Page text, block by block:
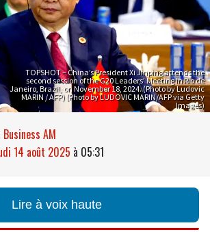
TOPSHOT – China’s President Xi Jinping attends the
second session of the G20 Leaders’ Meeting in Rio de
Janeiro, Brazil, on November 18, 2024. (Photo by Ludovic
MARIN / AFP) (Photo by LUDOVIC MARIN/AFP via Getty
Images)
Business AM
14 août 2025 à 05:31
Lire à voix haute